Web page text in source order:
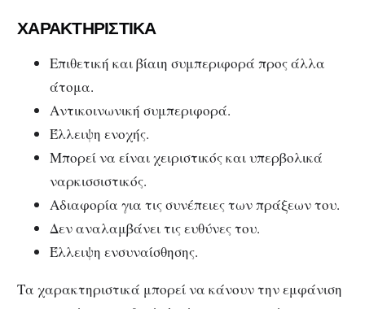
ΧΑΡΑΚΤΗΡΙΣΤΙΚΑ
Επιθετική και βίαιη συμπεριφορά προς άλλα
άτομα.
Αντικοινωνική συμπεριφορά.
Έλλειψη ενοχής.
Μπορεί να είναι χειριστικός και υπερβολικά
ναρκισσιστικός.
Αδιαφορία για τις συνέπειες των πράξεων του.
Δεν αναλαμβάνει τις ευθύνες του.
Έλλειψη ενσυναίσθησης.
Τα χαρακτηριστικά μπορεί να κάνουν την εμφάνιση